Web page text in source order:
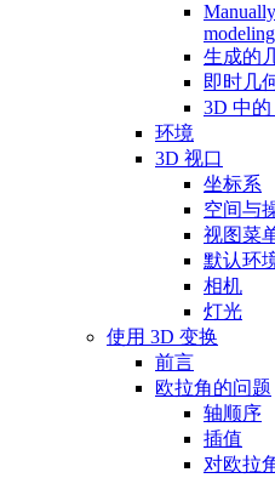
生成的
即时几
3D 中的
环境
3D 视口
坐标系
空间与
视图菜
默认环
相机
灯光
使用 3D 变换
前言
欧拉角的问题
轴顺序
插值
对欧拉